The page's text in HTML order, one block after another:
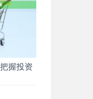
握投资